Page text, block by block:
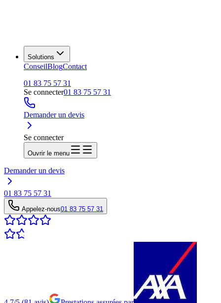
Solutions
ConseilBlogContact
01 83 75 57 31
Se connecter01 83 75 57 31
Demander un devis
Se connecter
Ouvrir le menu
Demander un devis
01 83 75 57 31
Appelez-nous01 83 75 57 31